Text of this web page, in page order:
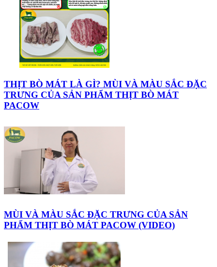
THỊT BÒ MÁT LÀ GÌ? MÙI VÀ MÀU SẮC ĐẶC
TRƯNG CỦA SẢN PHẨM THỊT BÒ MÁT
PACOW
MÙI VÀ MÀU SẮC ĐẶC TRƯNG CỦA SẢN
PHẨM THỊT BÒ MÁT PACOW (VIDEO)